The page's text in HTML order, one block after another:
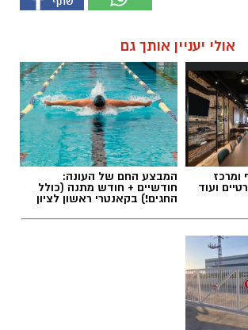
אולי יעניין אותך גם
ועוד
המבצע החם של העונה:
חודשיים + חודש מתנה (כולל
החגים!) בקאנטרי ראשון לציון